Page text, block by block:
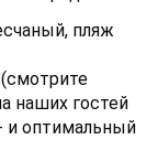
пляж
наших гостей
и оптимальный